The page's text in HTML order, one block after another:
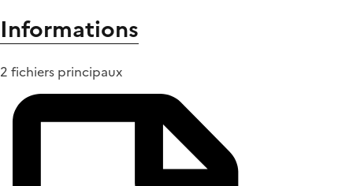
Informations
2 fichiers principaux